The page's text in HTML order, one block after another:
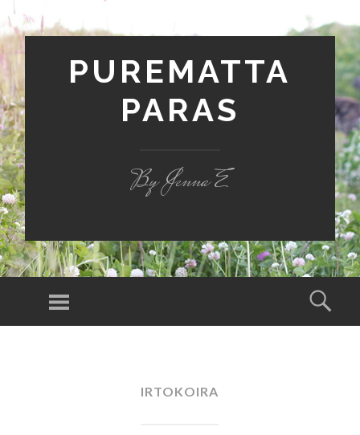
PUREMATTA
PARAS
By Jenna E
Valikko
IRTOKOIRA